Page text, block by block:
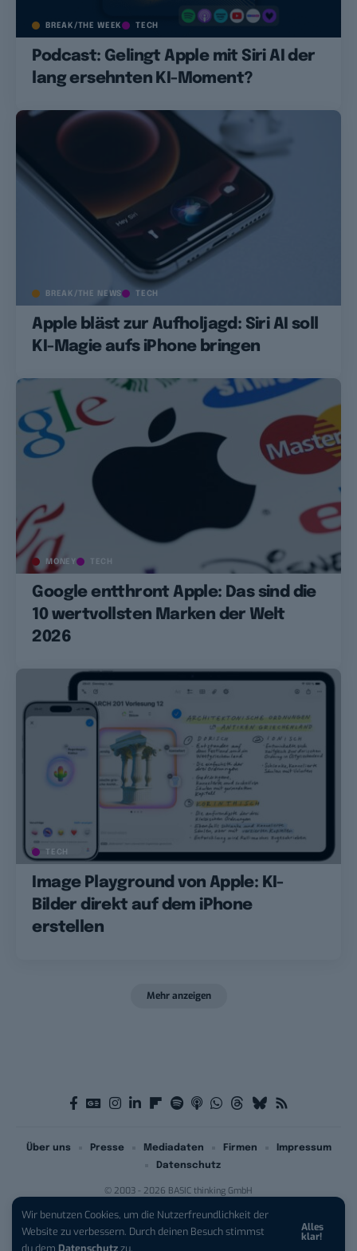
Wir benutzen Cookies, um die Nutzerfreundlichkeit der
Website zu verbessern. Durch deinen Besuch stimmst
du dem Datenschutzzu.
Alles
klar!
BREAK/THE WEEK TECH
Podcast: Gelingt Apple mit Siri AI der
lang ersehnten KI-Moment?
BREAK/THE NEWS TECH
Apple bläst zur Aufholjagd: Siri AI soll
KI-Magie aufs iPhone bringen
MONEY TECH
Google entthront Apple: Das sind die
10 wertvollsten Marken der Welt
2026
TECH
Image Playground von Apple: KI-
Bilder direkt auf dem iPhone
erstellen
Mehr anzeigen
© 2003 - 2026 BASIC thinking GmbH
Über uns Presse Mediadaten Firmen
Impressum
Datenschutz
iPhone 17 Pro sichern:Für 1 € +
200 € Hardware-Bonus!